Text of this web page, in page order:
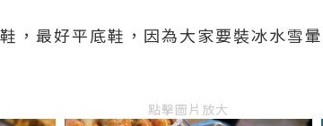
，最好平底鞋，因為大家要裝冰水雪
點擊圖片放大